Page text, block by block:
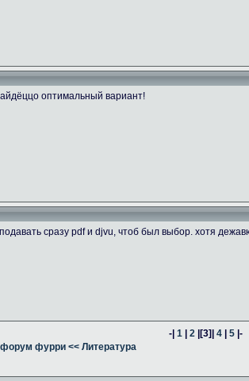
оптимальный вариант!
сразу pdf и djvu, чтоб был выбор. хотя
-|1 |2 |[3]|4 |5 |-
фурри << Литература